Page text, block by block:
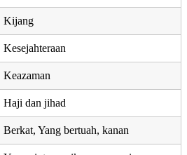
Kijang
Kesejahteraan
Keazaman
Haji dan jihad
Berkat, Yang bertuah, kanan